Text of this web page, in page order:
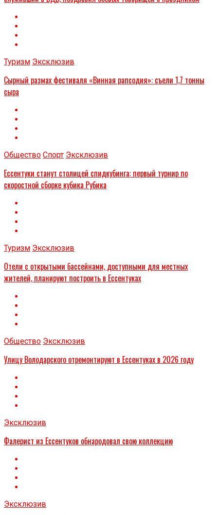
Туризм Эксклюзив
Сырный размах фестиваля «Винная рапсодия»: съели 1,7 тонны
сыра
Общество Спорт Эксклюзив
Ессентуки станут столицей спидкубинга: первый турнир по
скоростной сборке кубика Рубика
Туризм Эксклюзив
Отели с открытыми бассейнами, доступными для местных
жителей, планируют построить в Ессентуках
Общество Эксклюзив
Улицу Володарского отремонтируют в Ессентуках в 2026 году
Эксклюзив
Фалерист из Ессентуков обнародовал свою коллекцию
Эксклюзив